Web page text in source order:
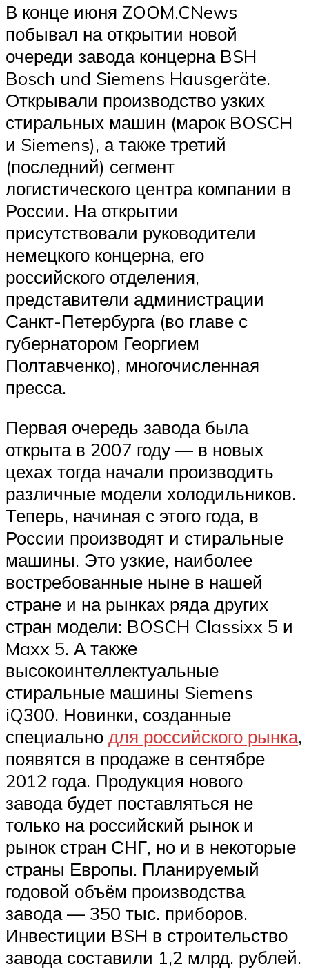
В конце июня ZOOM.CNews
побывал на открытии новой
очереди завода концерна BSH
Bosch und Siemens Hausgeräte.
Открывали производство узких
стиральных машин (марок BOSCH
и Siemens), а также третий
(последний) сегмент
логистического центра компании в
России. На открытии
присутствовали руководители
немецкого концерна, его
российского отделения,
представители администрации
Санкт-Петербурга (во главе с
губернатором Георгием
Полтавченко), многочисленная
пресса.
Первая очередь завода была
открыта в 2007 году — в новых
цехах тогда начали производить
различные модели холодильников.
Теперь, начиная с этого года, в
России производят и стиральные
машины. Это узкие, наиболее
востребованные ныне в нашей
стране и на рынках ряда других
стран модели: BOSCH Classixx 5 и
Maxx 5. А также
высокоинтеллектуальные
стиральные машины Siemens
iQ300. Новинки, созданные
специально для российского рынка,
появятся в продаже в сентябре
2012 года. Продукция нового
завода будет поставляться не
только на российский рынок и
рынок стран СНГ, но и в некоторые
страны Европы. Планируемый
годовой объём производства
завода — 350 тыс. приборов.
Инвестиции BSH в строительство
завода составили 1,2 млрд. рублей.